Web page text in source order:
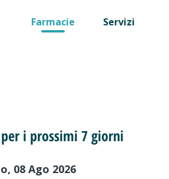
Farmacie Servizi
i prossimi 7 giorni
08 Ago 2026